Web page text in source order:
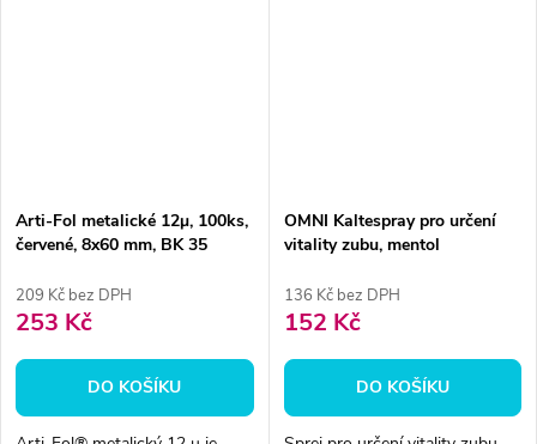
Arti-Fol metalické 12μ, 100ks,
červené, 8x60 mm, BK 35
209 Kč bez DPH
253 Kč
DO KOŠÍKU
OMNI Kaltespray pro určení
vitality zubu, mentol
136 Kč bez DPH
152 Kč
DO KOŠÍKU